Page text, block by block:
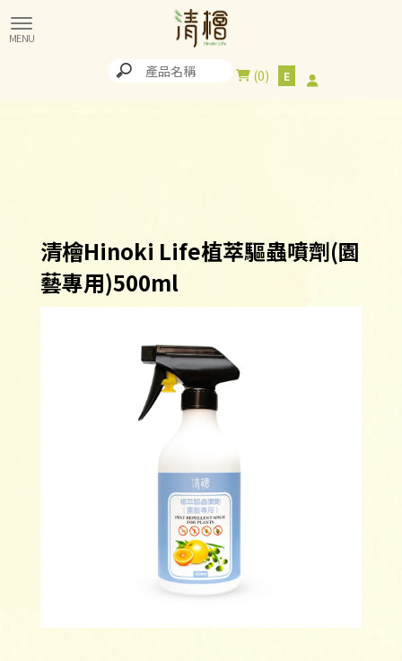
0
清檜Hinoki Life植萃驅蟲噴劑(園
藝專用)500ml